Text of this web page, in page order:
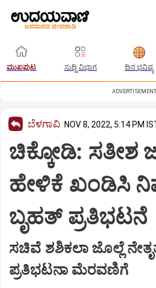
ಮುಖಪುಟ ಸುದ್ದಿ ವಿಭಾಗ ದಿನ ಭವಿಷ್ಯ
ADVERTISEMENT
ಬೆಳಗಾವಿ NOV 8, 2022, 5:14 PM
ಚಿಕ್ಕೋಡಿ: ಸತೀಶ
ಹೇಳಿಕೆ ಖಂಡಿಸಿ
ಬೃಹತ್ ಪ್ರತಿಭಟನೆ
ಸಚಿವೆ ಶಶಿಕಲಾ ಜೊಲ್ಲೆ
ಪ್ರತಿಭಟನಾ ಮೆರವಣಿಗೆ